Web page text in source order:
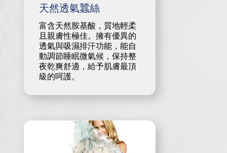
天然透氣蠶絲
富含天然胺基酸，質地輕柔
且親膚性極佳。擁有優異的
透氣與吸濕排汗功能，能自
動調節睡眠微氣候，保持整
夜乾爽舒適，給予肌膚最頂
級的呵護。